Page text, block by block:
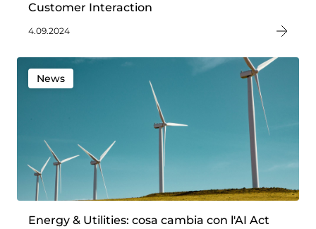
Customer Interaction
4.09.2024
News
Energy & Utilities: cosa cambia con l'AI Act